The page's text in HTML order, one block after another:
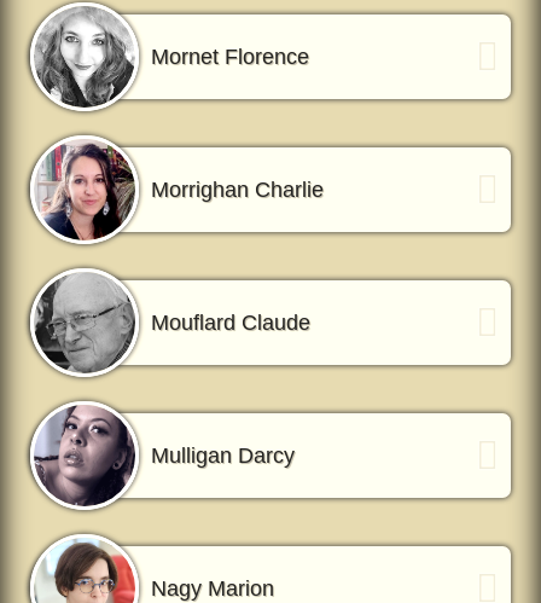
Mornet Florence
Morrighan Charlie
Mouflard Claude
Mulligan Darcy
Nagy Marion